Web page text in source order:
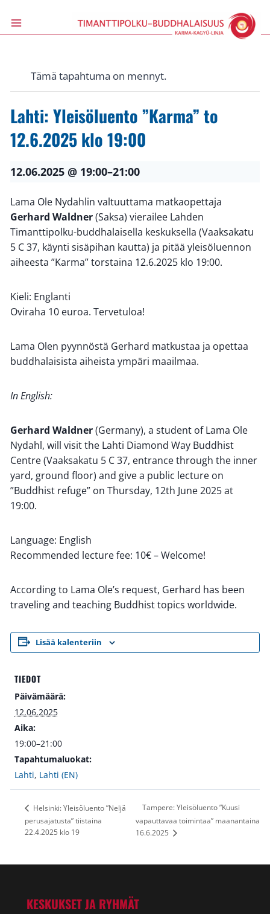
sisältöön
Tämä tapahtuma on mennyt.
Lahti: Yleisöluento ”Karma” to
12.6.2025 klo 19:00
12.06.2025 @ 19:00–21:00
Lama Ole Nydahlin valtuuttama matkaopettaja
Gerhard Waldner(Saksa) vierailee Lahden
Timanttipolku-buddhalaisella keskuksella (Vaaksakatu
5 C 37, käynti sisäpihan kautta) ja pitää yleisöluennon
aiheesta ”Karma” torstaina 12.6.2025 klo 19:00.
Kieli: Englanti
Oviraha 10 euroa. Tervetuloa!
Lama Olen pyynnöstä Gerhard matkustaa ja opettaa
buddhalaisista aiheista ympäri maailmaa.
In English:
Gerhard Waldner(Germany), a student of Lama Ole
Nydahl, will visit the Lahti Diamond Way Buddhist
Centre (Vaaksakatu 5 C 37, entrance through the inner
yard, ground floor) and give a public lecture on
”Buddhist refuge” on Thursday, 12th June 2025 at
19:00.
Language: English
Recommended lecture fee: 10€ – Welcome!
According to Lama Ole’s request, Gerhard has been
traveling and teaching Buddhist topics worldwide.
Lisää kalenteriin
TIEDOT
Päivämäärä:
12.06.2025
Aika:
19:00–21:00
Tapahtumaluokat:
Lahti, Lahti (EN)
Helsinki: Yleisöluento ”Neljä
perusajatusta” tiistaina
22.4.2025 klo 19
Tampere: Yleisöluento ”Kuusi
vapauttavaa toimintaa” maanantaina
16.6.2025
KESKUKSET JA RYHMÄT